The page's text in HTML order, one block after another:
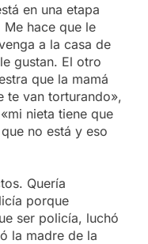
en una etapa
hace que le
a la casa de
gustan. El otro
que la mamá
te van torturando»,
nieta tiene que
no está y eso
Quería
porque
ser policía, luchó
la madre de la